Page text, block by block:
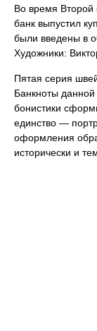
Во время
банк выпустил
были введены в
Художники:
Пятая серия
Банкноты
бонистики
единство —
оформления
исторически и